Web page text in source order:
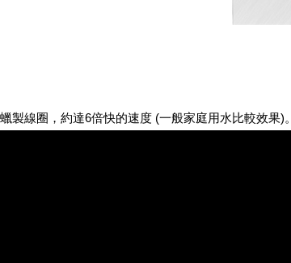
線圈，約達6倍快的速度 (一般家庭用水比較效果)。